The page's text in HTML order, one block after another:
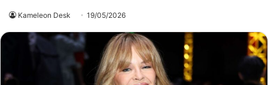
Kameleon Desk 19/05/2026